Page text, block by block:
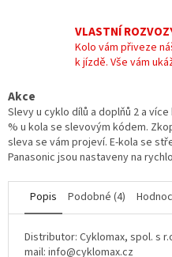
VLASTNÍ
Kolo vám přiveze
k jízdě. Vše vám
Akce
Slevy u cyklo dílů a doplňů 2 a
% u kola se slevovým kódem.
sleva se vám projeví. E-kola se
Panasonic jsou nastaveny na
Popis Podobné (4)
Distributor: Cyklomax, spol. s
mail: info@cyklomax.cz